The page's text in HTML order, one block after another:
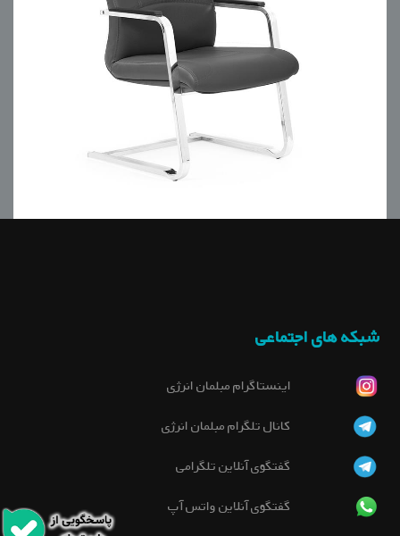
شبکه های اجتماعی
اینستاگرام مبلمان انرژی
کانال تلگرام مبلمان انرژی
گفتگوی آنلاین تلگرامی
گفتگوی آنلاین واتس آپ